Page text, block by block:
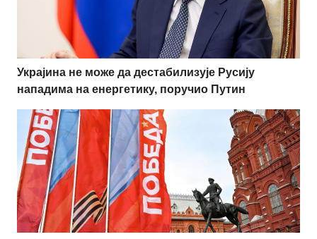
Украјина не може да дестабилизује Русију
нападима на енергетику, поручио Путин